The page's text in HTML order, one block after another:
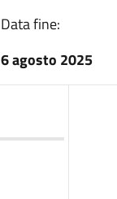
Data fine:
6 agosto 2025